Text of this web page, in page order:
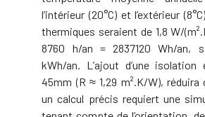
l’intérieur (20°C) et l’extérieur
thermiques seraient de 1,8 W/
8760 h/an = 2837120 Wh/an,
kWh/an. L’ajout d’une
45mm (R ≈ 1,29 m².K/W),
un calcul précis requiert une